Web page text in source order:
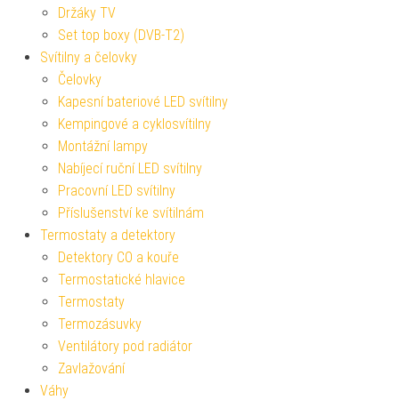
Držáky TV
Set top boxy (DVB-T2)
Svítilny a čelovky
Čelovky
Kapesní bateriové LED svítilny
Kempingové a cyklosvítilny
Montážní lampy
Nabíjecí ruční LED svítilny
Pracovní LED svítilny
Příslušenství ke svítilnám
Termostaty a detektory
Detektory CO a kouře
Termostatické hlavice
Termostaty
Termozásuvky
Ventilátory pod radiátor
Zavlažování
Váhy